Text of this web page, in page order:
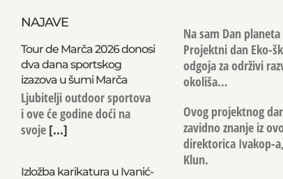
Na sam Dan
Projektni dan Eko-
odgoja za održivi
okoliša…
Ovog projektnog
zavidno znanje iz
direktorica Ivakop-
Klun.
NAJAVE
Tour de Marča 2026 donosi
dva dana sportskog
izazova u šumi Marča
Ljubitelji outdoor sportova
i ove će godine doći na
svoje[...]
Izložba karikatura u Ivanić-